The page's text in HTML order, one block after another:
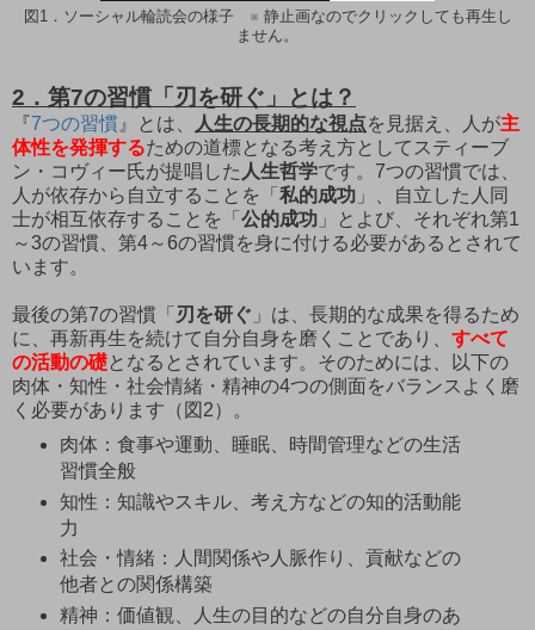
図1．ソーシャル輪読会の様子 ※ 静止画なのでクリックしても再生し
ません。
2．第7の習慣「刃を研ぐ」とは？
『7つの習慣 』とは、 人生の長期的な視点を見据え、人が主
体性を発揮するための道標となる考え方としてスティーブ
ン・コヴィー氏が提唱した 人生哲学です。7つの習慣では、
人が依存から自立することを「 私的成功 」、自立した人同
士が相互依存することを「 公的成功 」とよび、それぞれ第1
～3の習慣、第4～6の習慣を身に付ける必要があるとされて
います。
最後の第7の習慣「 刃を研ぐ 」は、長期的な成果を得るため
に、再新再生を続けて自分自身を磨くことであり、 すべて
の活動の礎となるとされています。そのためには、以下の
肉体・知性・社会情緒・精神の4つの側面をバランスよく磨
く必要があります（図2）。
肉体：食事や運動、睡眠、時間管理などの生活
習慣全般
知性：知識やスキル、考え方などの知的活動能
力
社会・情緒：人間関係や人脈作り、貢献などの
他者との関係構築
精神：価値観、人生の目的などの自分自身のあ